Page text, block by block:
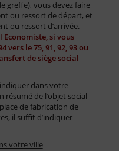
greffe), vous devez faire
ou ressort de départ, et
ou ressort d’arrivée.
si vous
vers le 75, 91, 92, 93 ou
de siège social
dans votre
résumé de l’objet social
de fabrication de
il suffit d’indiquer
votre ville